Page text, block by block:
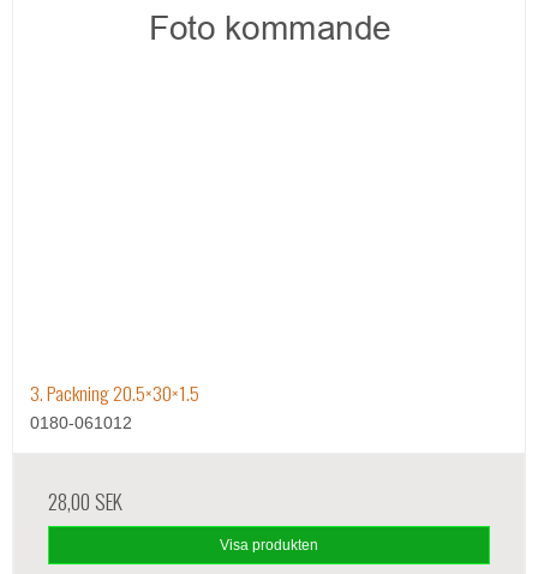
3. Packning 20.5×30×1.5
0180-061012
28,00 SEK
Visa produkten